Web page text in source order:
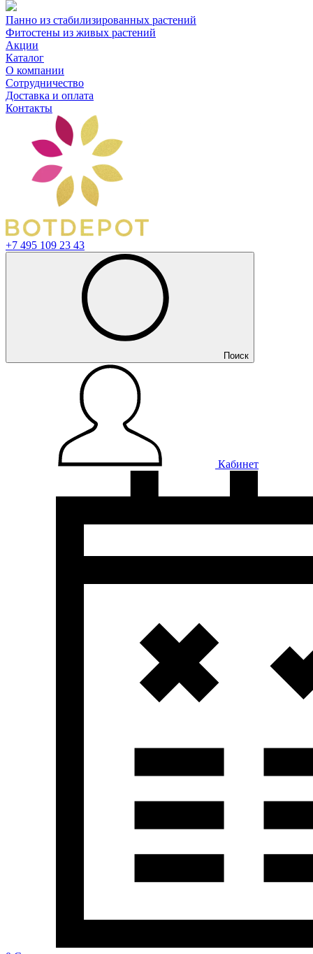
Панно из стабилизированных растений
Фитостены из живых растений
Акции
Каталог
О компании
Сотрудничество
Доставка и оплата
Контакты
+7 495 109 23 43
Поиск
Кабинет